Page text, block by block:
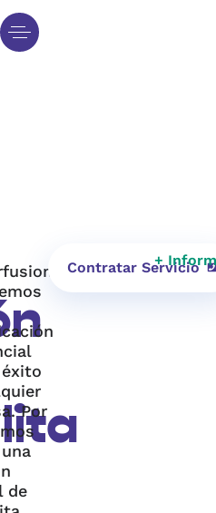
Por
de
Contratar Servicio
+